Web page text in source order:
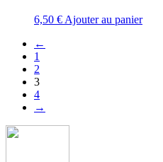
6,50 €Ajouter au panier
←
1
2
3
4
→